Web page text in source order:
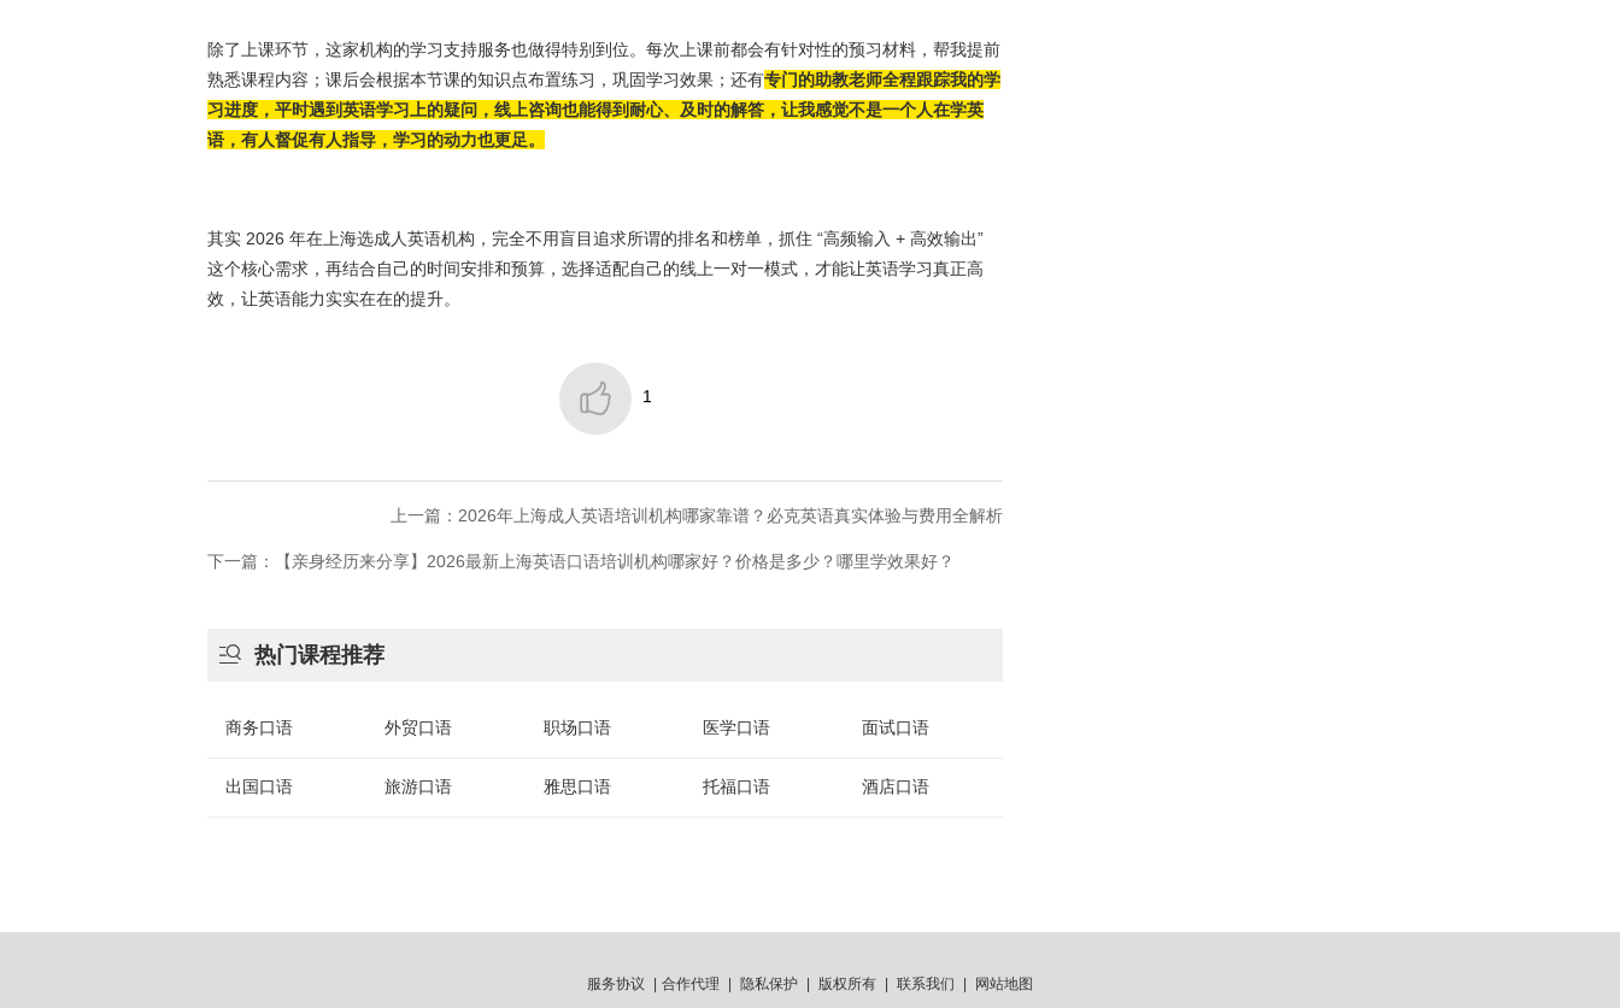
除了上课环节，这家机构的学习支持服务也做得特别到位。每次上课前都会有针对性的预习材料，帮我提前
熟悉课程内容；课后会根据本节课的知识点布置练习，巩固学习效果；还有专门的助教老师全程跟踪我的学
习进度，平时遇到英语学习上的疑问，线上咨询也能得到耐心、及时的解答，让我感觉不是一个人在学英
语，有人督促有人指导，学习的动力也更足。
其实 2026 年在上海选成人英语机构，完全不用盲目追求所谓的排名和榜单，抓住 “高频输入 + 高效输出”
这个核心需求，再结合自己的时间安排和预算，选择适配自己的线上一对一模式，才能让英语学习真正高
效，让英语能力实实在在的提升。
 1
上一篇：2026年上海成人英语培训机构哪家靠谱？必克英语真实体验与费用全解析
下一篇：【亲身经历来分享】2026最新上海英语口语培训机构哪家好？价格是多少？哪里学效果好？
 热门课程推荐
商务口语 外贸口语 职场口语 医学口语 面试口语
出国口语 旅游口语 雅思口语 托福口语 酒店口语
服务协议 合作代理 隐私保护 版权所有 联系我们 网站地图